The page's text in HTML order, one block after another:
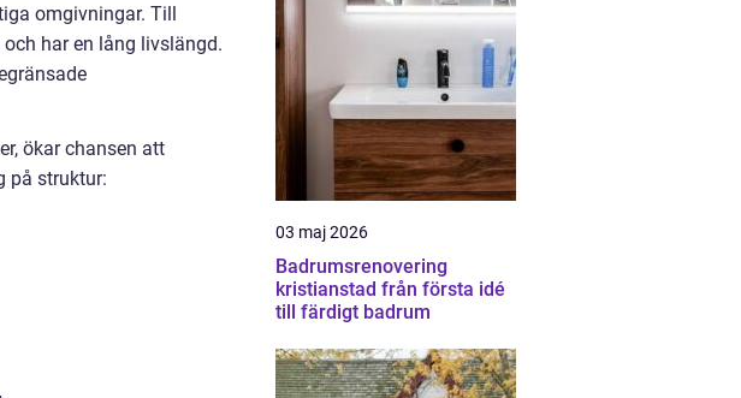
omgivningar. Till
har en lång livslängd.
ökar chansen att
på struktur:
03 maj 2026
Badrumsrenovering
kristianstad från första idé
till färdigt badrum